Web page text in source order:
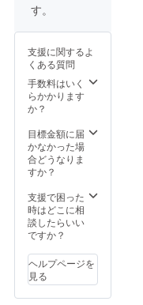
希望の
備考欄
へ電話
番号の
記載を
お願い
ます。
※ステッ
カー画
像はサ
にな
り、実
際のス
テッ
は中心
に薄く
印字さ
れてい
す。
支援に関するよ
くある質問
手数料はいく
らかかります
か？
目標金額に届
かなかった場
合どうなりま
すか？
支援で困った
時はどこに相
談したらいい
ですか？
ヘルプページを
見る